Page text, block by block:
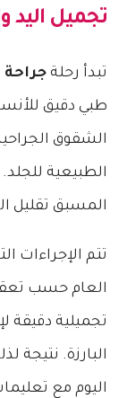
تجميل اليد
تبدأ رحلةجراحة
طبي دقيق
الشقوق
الطبيعية
المسبق تقليل
تتم الإجراءات
العام حسب
تجميلية دقيقة
البارزة.
اليوم مع